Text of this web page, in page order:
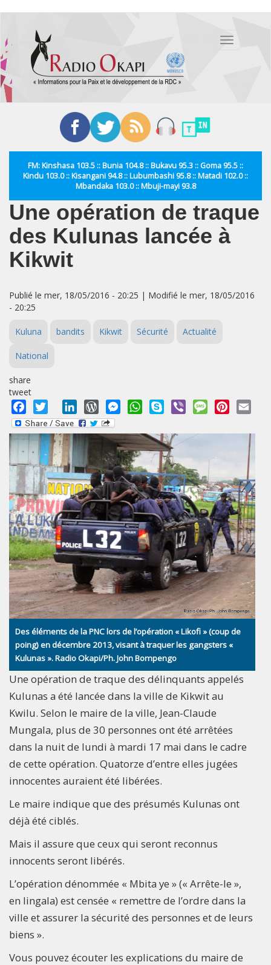
contenu
principal
Toggle
FM: Kinshasa 103.5 :: Bunia 104.8 :: Bukavu 95.3 :: Goma 95.5 ::
Kindu 103.0 :: Kisangani 94.8 :: Lubumbashi 95.8 :: Matadi 102.0 ::
Mbandaka 103.0 :: Mbuji-mayi 93.8
Une opération de traque
des Kulunas lancée à
Kikwit
Publié le mer, 18/05/2016 - 20:25 | Modifié le mer, 18/05/2016
- 20:25
Kuluna bandits Kikwit Sécurité Actualité
National
share
tweet
Facebook
Twitter LinkedInWordPressMessengerWhatsApp
Skype Viber MessagePinterest
Des éléments de la PNC lors de l’opération « Likofi » (coup de
poing) en décembre 2013, visant à traquer les gangsters «
Kulunas ». Radio Okapi/Ph. John Bompengo
Une opération de traque des délinquants appelés
Kulunas a été lancée dans la ville de Kikwit au
Kwilu. Selon le maire de la ville, Jean-Claude
Mungala, plus de 30 personnes ont été arrêtées
dans la nuit de lundi à mardi 17 mai dans le cadre
de cette opération. Quatorze d’entre elles jugées
innocentes auraient été libérées.
Le maire indique que des présumés Kulunas ont
déjà été ciblés.
Mais il assure que ceux qui seront reconnus
innocents seront libérés.
L’opération dénommée « Mbita ye » (« Arrête-le »,
en lingala) est censée « remettre de l’ordre dans la
ville et assurer la sécurité des personnes et de leurs
biens ».
Vous pouvez écouter les explications du maire de